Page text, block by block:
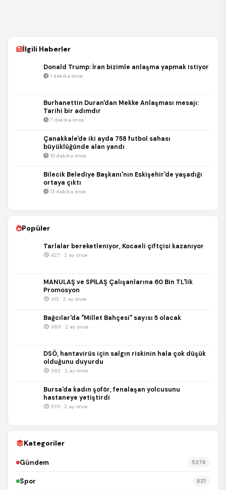
İlgili Haberler
Donald Trump: İran bizimle anlaşma yapmak istiyor
1 dakika önce
Burhanettin Duran'dan Mekke Anlaşması mesajı:
Tarihi bir adımdır
7 dakika önce
Çanakkale'de iki ayda 758 futbol sahası
büyüklüğünde alan yandı
10 dakika önce
Bilecik Belediye Başkanı'nın Eskişehir'de yaşadığı
ortaya çıktı
13 dakika önce
Popüler
Tarlalar bereketleniyor, Kocaeli çiftçisi kazanıyor
427 · 2 ay önce
MANULAŞ ve SPİLAŞ Çalışanlarına 60 Bin TL'lik
Promosyon
413 · 2 ay önce
Bağcılar'da "Millet Bahçesi" sayısı 5 olacak
389 · 2 ay önce
DSÖ, hantavirüs için salgın riskinin hala çok düşük
olduğunu duyurdu
382 · 2 ay önce
Bursa'da kadın şoför, fenalaşan yolcusunu
hastaneye yetiştirdi
370 · 2 ay önce
Kategoriler
Gündem 5376
Spor 631